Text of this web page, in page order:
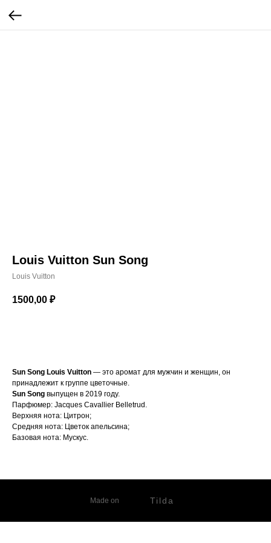
Louis Vuitton Sun Song
Louis Vuitton
1500,00 ₽
Sun Song Louis Vuitton — это аромат для мужчин и женщин, он
принадлежит к группе цветочные.
Sun Song выпущен в 2019 году.
Парфюмер: Jacques Cavallier Belletrud.
Верхняя нота: Цитрон;
Средняя нота: Цветок апельсина;
Базовая нота: Мускус.
Made on Tilda